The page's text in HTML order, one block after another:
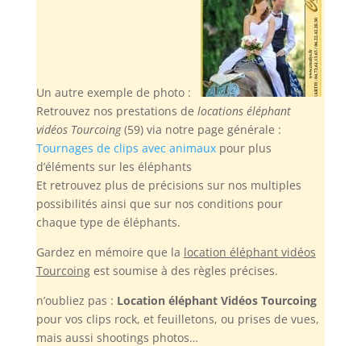
Un autre exemple de photo :
Retrouvez nos prestations de locations éléphant
vidéos Tourcoing(59) via notre page générale :
Tournages de clips avec animauxpour plus
d’éléments sur les éléphants
Et retrouvez plus de précisions sur nos multiples
possibilités ainsi que sur nos conditions pour
chaque type de éléphants.
Gardez en mémoire que la location éléphant vidéos
Tourcoingest soumise à des règles précises.
n’oubliez pas : Location éléphant Vidéos Tourcoing
pour vos clips rock, et feuilletons, ou prises de vues,
mais aussi shootings photos…